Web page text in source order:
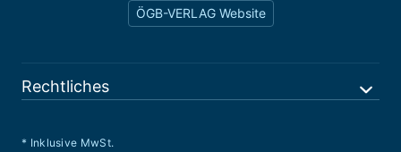
ÖGB-VERLAG Website
Rechtliches
* Inklusive MwSt.